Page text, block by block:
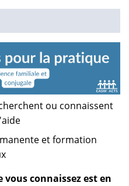
ou connaissent
et formation
connaissez est en